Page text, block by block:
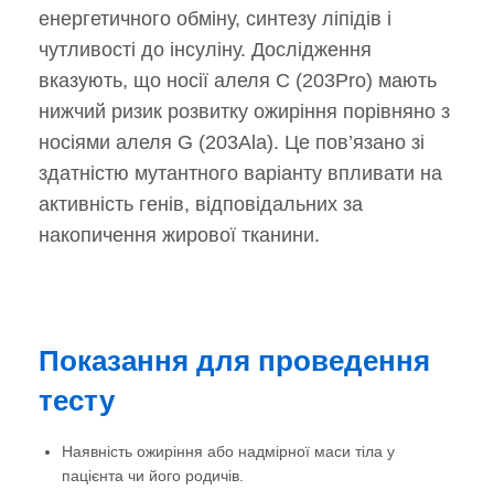
енергетичного обміну, синтезу ліпідів і
чутливості до інсуліну. Дослідження
вказують, що носії алеля C (203Pro) мають
нижчий ризик розвитку ожиріння порівняно з
носіями алеля G (203Ala). Це пов’язано зі
здатністю мутантного варіанту впливати на
активність генів, відповідальних за
накопичення жирової тканини.
Показання для проведення
тесту
Наявність ожиріння або надмірної маси тіла у
пацієнта чи його родичів.